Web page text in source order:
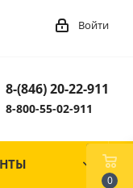
Войти
8-(846) 20-22-911
8-800-55-02-911
0